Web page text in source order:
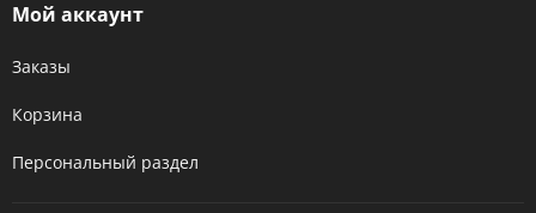
Мой аккаунт
Заказы
Корзина
Персональный раздел